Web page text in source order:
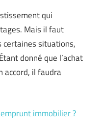
qui
Mais il faut
certaines situations,
donné que l’achat
accord, il faudra
immobilier ?